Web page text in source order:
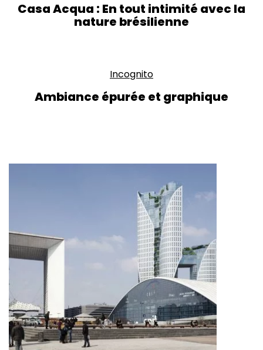
Casa Acqua : En tout intimité avec la
nature brésilienne
Incognito
Ambiance épurée et graphique